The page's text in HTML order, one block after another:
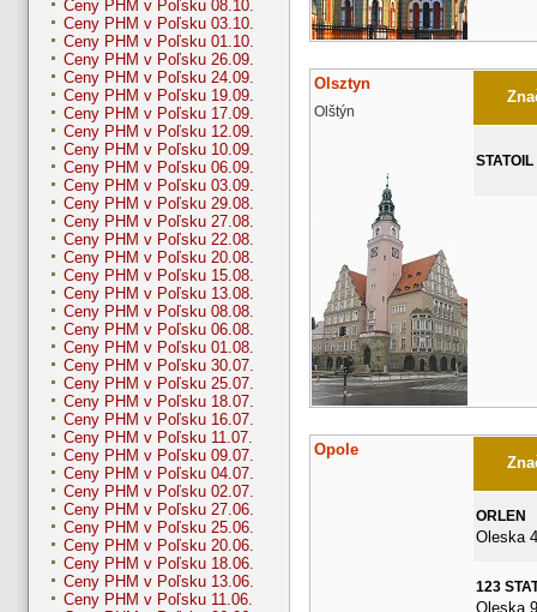
Ceny PHM v Poľsku 08.10.
Ceny PHM v Poľsku 03.10.
Ceny PHM v Poľsku 01.10.
Ceny PHM v Poľsku 26.09.
Ceny PHM v Poľsku 24.09.
Ceny PHM v Poľsku 19.09.
Ceny PHM v Poľsku 17.09.
Ceny PHM v Poľsku 12.09.
Ceny PHM v Poľsku 10.09.
Ceny PHM v Poľsku 06.09.
Ceny PHM v Poľsku 03.09.
Ceny PHM v Poľsku 29.08.
Ceny PHM v Poľsku 27.08.
Ceny PHM v Poľsku 22.08.
Ceny PHM v Poľsku 20.08.
Ceny PHM v Poľsku 15.08.
Ceny PHM v Poľsku 13.08.
Ceny PHM v Poľsku 08.08.
Ceny PHM v Poľsku 06.08.
Ceny PHM v Poľsku 01.08.
Ceny PHM v Poľsku 30.07.
Ceny PHM v Poľsku 25.07.
Ceny PHM v Poľsku 18.07.
Ceny PHM v Poľsku 16.07.
Ceny PHM v Poľsku 11.07.
Ceny PHM v Poľsku 09.07.
Ceny PHM v Poľsku 04.07.
Ceny PHM v Poľsku 02.07.
Ceny PHM v Poľsku 27.06.
Ceny PHM v Poľsku 25.06.
Ceny PHM v Poľsku 20.06.
Ceny PHM v Poľsku 18.06.
Ceny PHM v Poľsku 13.06.
Ceny PHM v Poľsku 11.06.
Olsztyn
Olštýn
STATOIL
Opole
ORLEN
Oleska
123
Oleska